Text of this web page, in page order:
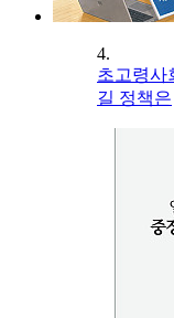
4.
초고령사
길 정책은